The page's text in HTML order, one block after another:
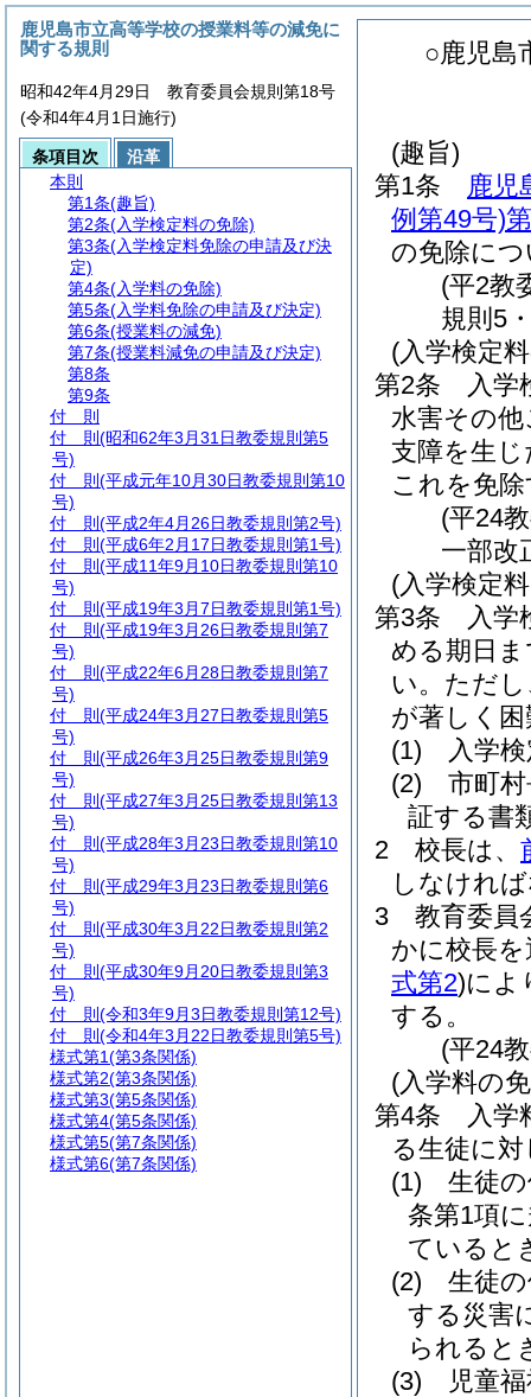
○鹿児島
(趣旨)
第1条
鹿児
例第49号)
の免除に
(平2教
規則5
(入学検定
第2条
入学
水害その
支障を生
これを免
(平24
一部改
(入学検定
第3条
入学
める期日
い。 ただ
が著しく
(1)
入学
(2)
市町
証する書
2
校長は、
しなけれ
3
教育委員
かに校長
式第2)によ
する。
(平24
(入学料の
第4条
入学
る生徒に
(1)
生徒
条第1項
ていると
(2)
生徒
する災害
られると
(3)
児童
鹿児島市立高等学校の授業料等の減免に
関する規則
昭和42年4月29日 教育委員会規則第18号
(令和4年4月1日施行)
条項目次
沿革
本則
第1条(趣旨)
第2条(入学検定料の免除)
第3条(入学検定料免除の申請及び決
定)
第4条(入学料の免除)
第5条(入学料免除の申請及び決定)
第6条(授業料の減免)
第7条(授業料減免の申請及び決定)
第8条
第9条
付 則
付 則 (昭和62年3月31日教委規則第5
号)
付 則 (平成元年10月30日教委規則第10
号)
付 則 (平成2年4月26日教委規則第2号)
付 則 (平成6年2月17日教委規則第1号)
付 則 (平成11年9月10日教委規則第10
号)
付 則 (平成19年3月7日教委規則第1号)
付 則 (平成19年3月26日教委規則第7
号)
付 則 (平成22年6月28日教委規則第7
号)
付 則 (平成24年3月27日教委規則第5
号)
付 則 (平成26年3月25日教委規則第9
号)
付 則 (平成27年3月25日教委規則第13
号)
付 則 (平成28年3月23日教委規則第10
号)
付 則 (平成29年3月23日教委規則第6
号)
付 則 (平成30年3月22日教委規則第2
号)
付 則 (平成30年9月20日教委規則第3
号)
付 則 (令和3年9月3日教委規則第12号)
付 則 (令和4年3月22日教委規則第5号)
様式第1(第3条関係)
様式第2(第3条関係)
様式第3(第5条関係)
様式第4(第5条関係)
様式第5(第7条関係)
様式第6(第7条関係)